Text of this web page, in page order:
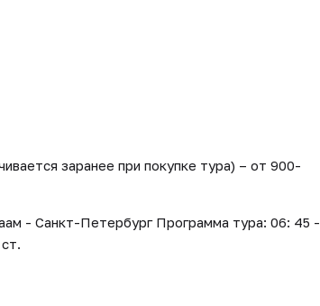
заранее при покупке тура) – от 900-
- Санкт-Петербург Программа тура: 06: 45 -